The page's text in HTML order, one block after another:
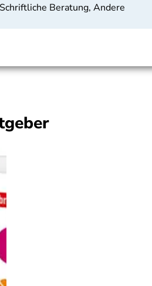
Beratung, Andere